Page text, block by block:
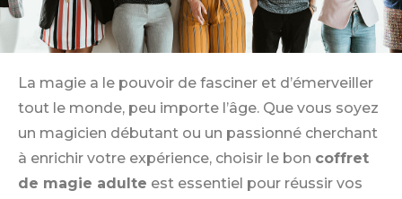
La magie a le pouvoir de fasciner et d’émerveiller
tout le monde, peu importe l’âge. Que vous soyez
un magicien débutant ou un passionné cherchant
à enrichir votre expérience, choisir le bon coffret
de magie adulte est essentiel pour réussir vos